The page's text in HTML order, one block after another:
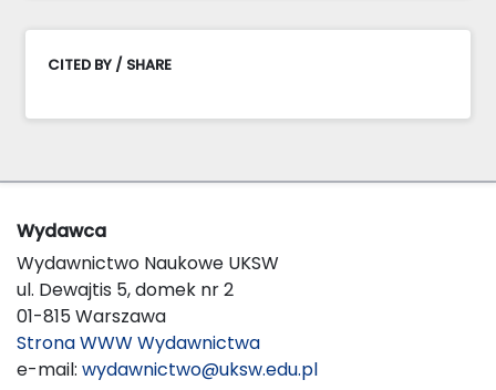
CITED BY / SHARE
Wydawca
Wydawnictwo Naukowe UKSW
ul. Dewajtis 5, domek nr 2
01-815 Warszawa
Strona WWW Wydawnictwa
e-mail: wydawnictwo@uksw.edu.pl